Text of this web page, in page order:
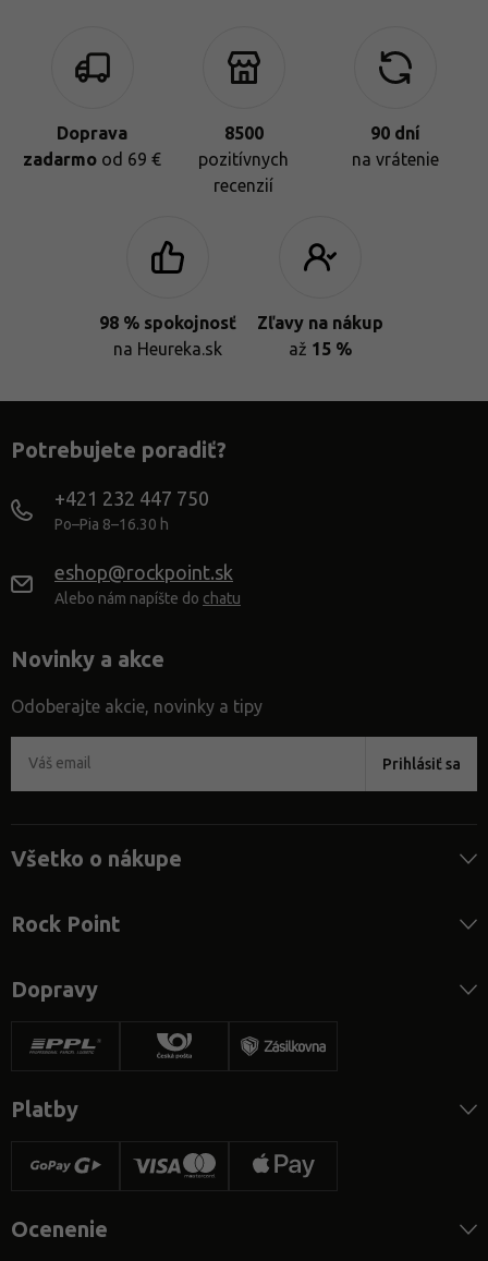
Doprava
zadarmo od 69 €
8500
pozitívnych
recenzií
90 dní
na vrátenie
98 % spokojnosť
na Heureka.sk
Zľavy na nákup
až 15 %
Potrebujete poradiť?
+421 232 447 750
Po–Pia 8–16.30 h
eshop@rockpoint.sk
Alebo nám napíšte do chatu
Novinky a akce
Odoberajte akcie, novinky a tipy
Prihlásiť sa
Všetko o nákupe
Rock Point
Dopravy
Platby
Ocenenie